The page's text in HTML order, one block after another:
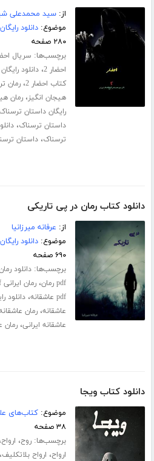
از:سید محمدعلی
موضوع:دانلود
۲۸۰ صفحه
برچسب‌ها: سریال
احضار 2 ،دانلود
کتاب احضار 2 ،رمان
هیجان انگیز،رمان
رایگان داستان ترسناک
داستان ترسناک،
ترسناک،داستان
دانلود کتاب رمان در پی تاریکی
از: عرفانه میرزانیا
موضوع:دانلود
۶۹۰ صفحه
برچسب‌ها:دانلود
pdf رمان
،رمان ایرانی pdf
pdf عاشقانه ،دانلود
عاشقانه،رمان
عاشقانه ایرانی،رمان
دانلود کتاب ویجا
موضوع:کتاب‌های
۳۸ صفحه
برچسب‌ها:روح، ارواح،
ارواح، ارواح بلاتکلیف